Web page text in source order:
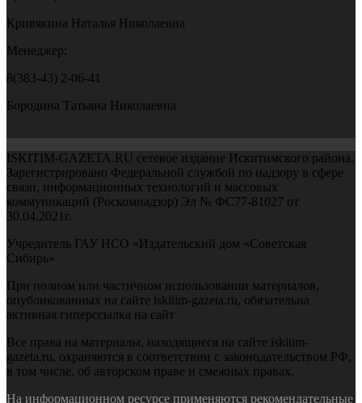
Кривякина Наталья Николаевна
Менеджер:
8(383-43) 2-06-41
Бородина Татьяна Николаевна
ISKITIM-GAZETA.RU сетевое издание Искитимского района.
Зарегистрировано Федеральной службой по надзору в сфере
связи, информационных технологий и массовых
коммуникаций (Роскомнадзор) Эл № ФС77-81027 от
30.04.2021г.
Учредитель ГАУ НСО «Издательский дом «Советская
Сибирь»
При полном или частичном использовании материалов,
опубликованных на сайте iskitim-gazeta.ru, обязательна
активная гиперссылка на сайт
Все права на материалы, находящиеся на сайте iskitim-
gazeta.ru, охраняются в соответствии с законодательством РФ,
в том числе, об авторском праве и смежных правах.
На информационном ресурсе применяются рекомендательные